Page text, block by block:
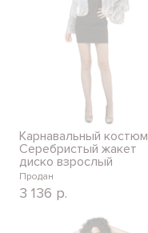
Карнавальный костюм
Серебристый жакет
диско взрослый
Продан
3 136 р.